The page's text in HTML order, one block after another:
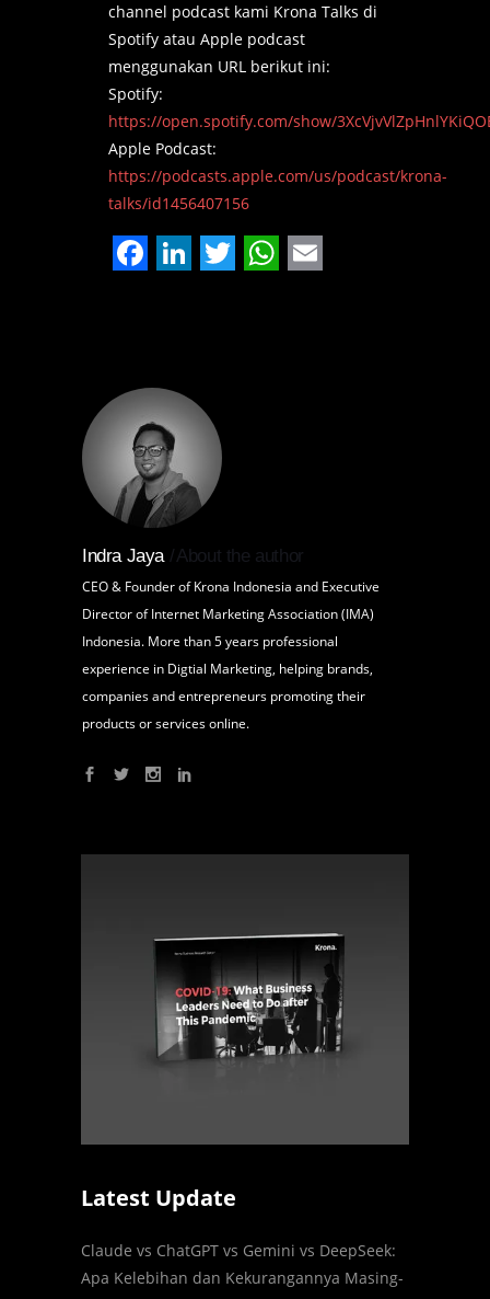
channel podcast kami Krona Talks di
Spotify atau Apple podcast
menggunakan URL berikut ini:
Spotify:
https://open.spotify.com/show/
Apple Podcast:
https://podcasts.apple.com/us/podcast/krona-
talks/id1456407156
Indra Jaya About the author
CEO & Founder of Krona Indonesia and Executive
Director of Internet Marketing Association (IMA)
Indonesia. More than 5 years professional
experience in Digtial Marketing, helping brands,
companies and entrepreneurs promoting their
products or services online.
Latest Update
Claude vs ChatGPT vs Gemini vs DeepSeek:
Apa Kelebihan dan Kekurangannya Masing-